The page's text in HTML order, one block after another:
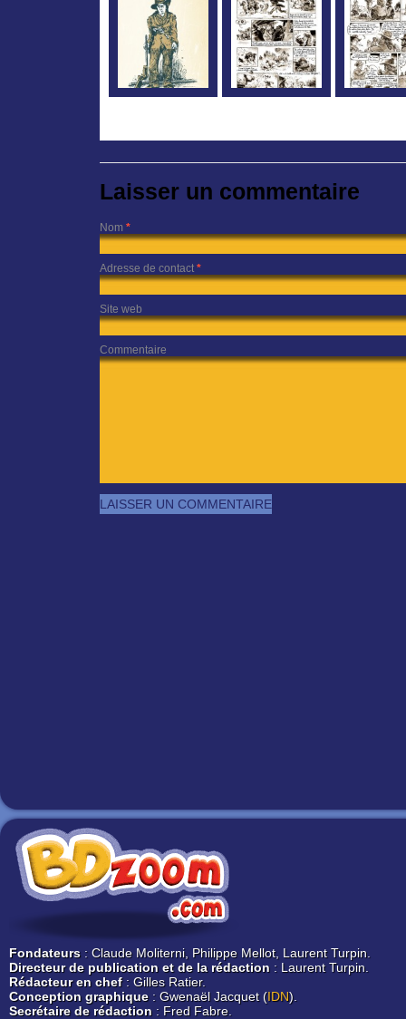
Laisser un commentaire
Nom *
Adresse de contact *
Site web
Commentaire
Fondateurs : Claude Moliterni, Philippe Mellot, Laurent Turpin.
Directeur de publication et de la rédaction : Laurent Turpin.
Rédacteur en chef: Gilles Ratier.
Conception graphique: Gwenaël Jacquet (IDN).
Secrétaire de rédaction : Fred Fabre.